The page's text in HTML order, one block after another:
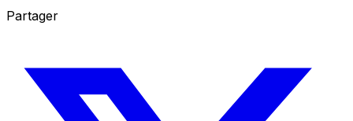
Partager